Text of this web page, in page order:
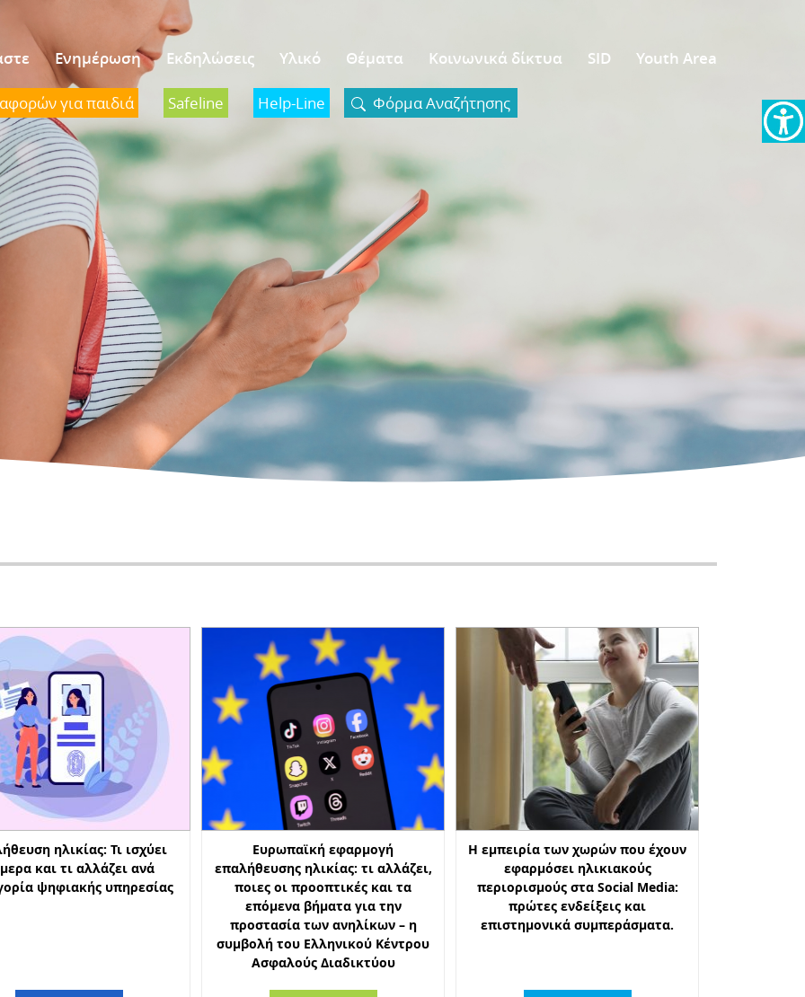
Ενημέρωση Εκδηλώσεις Υλικό Θέματα Κοινωνικά δίκτυα SID Youth Area
για παιδιά Safeline Help-Line Φόρμα Aναζήτησης
ηλικίας: Τι ισχύει
και τι αλλάζει ανά
ψηφιακής υπηρεσίας
Ευρωπαϊκή εφαρμογή
επαλήθευσης ηλικίας: τι αλλάζει,
ποιες οι προοπτικές και τα
επόμενα βήματα για την
προστασία των ανηλίκων – η
συμβολή του Ελληνικού Κέντρου
Ασφαλούς Διαδικτύου
Η εμπειρία των χωρών που έχουν
εφαρμόσει ηλικιακούς
περιορισμούς στα Social Media:
πρώτες ενδείξεις και
επιστημονικά συμπεράσματα.